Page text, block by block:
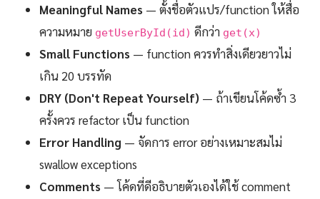
Meaningful Names — ตั้งชื่อตัวแปร/function ให้สื่อ
ความหมาย getUserById(id) ดีกว่า get(x)
Small Functions — function ควรทำสิ่งเดียวยาวไม่
เกิน 20 บรรทัด
DRY (Don't Repeat Yourself) — ถ้าเขียนโค้ดซ้ำ 3
ครั้งควร refactor เป็น function
Error Handling — จัดการ error อย่างเหมาะสมไม่
swallow exceptions
Comments — โค้ดที่ดีอธิบายตัวเองได้ใช้ comment